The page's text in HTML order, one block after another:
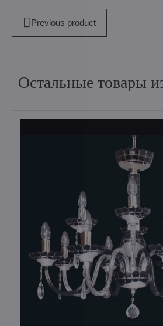
Previous product
Остальные товары